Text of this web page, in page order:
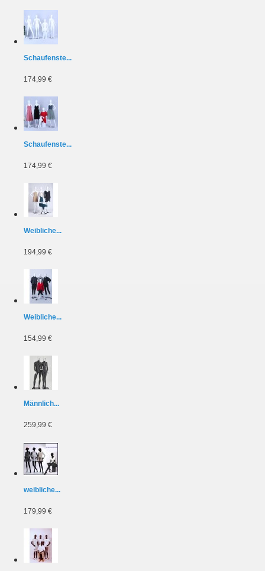
Schaufenste...
174,99 €
Schaufenste...
174,99 €
Weibliche...
194,99 €
Weibliche...
154,99 €
Männlich...
259,99 €
weibliche...
179,99 €